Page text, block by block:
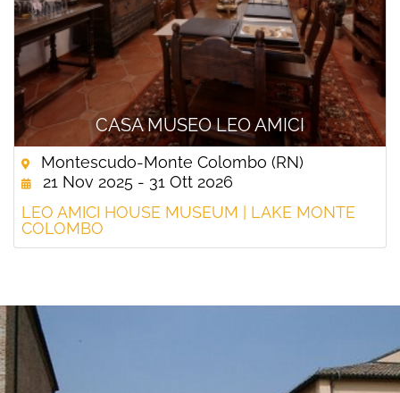
CASA MUSEO LEO AMICI
Montescudo-Monte Colombo (RN)
21 Nov 2025 - 31 Ott 2026
LEO AMICI HOUSE MUSEUM | LAKE MONTE
COLOMBO